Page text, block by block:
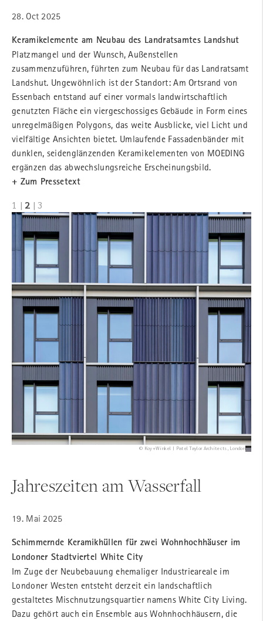
28. Oct 2025
Keramikelemente am Neubau des Landratsamtes Landshut
Platzmangel und der Wunsch, Außenstellen
zusammenzuführen, führten zum Neubau für das Landratsamt
Landshut. Ungewöhnlich ist der Standort: Am Ortsrand von
Essenbach entstand auf einer vormals landwirtschaftlich
genutzten Fläche ein viergeschossiges Gebäude in Form eines
unregelmäßigen Polygons, das weite Ausblicke, viel Licht und
vielfältige Ansichten bietet. Umlaufende Fassadenbänder mit
dunklen, seidenglänzenden Keramikelementen von MOEDING
ergänzen das abwechslungsreiche Erscheinungsbild.
+ Zum Pressetext
1 | 2 |3
© Koy+Winkel | Patel Taylor Architects, London
Jahreszeiten am Wasserfall
19. Mai 2025
Schimmernde Keramikhüllen für zwei Wohnhochhäuser im
Londoner Stadtviertel White City
Im Zuge der Neubebauung ehemaliger Industrieareale im
Londoner Westen entsteht derzeit ein landschaftlich
gestaltetes Mischnutzungsquartier namens White City Living.
Dazu gehört auch ein Ensemble aus Wohnhochhäusern, die